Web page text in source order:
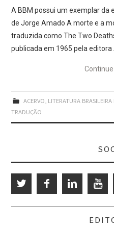
A BBM possui um exemplar da
de Jorge Amado A morte e a
traduzida como The Two
publicada em 1965 pela editora
ACERVO LITERATURA
TRADUÇÃO